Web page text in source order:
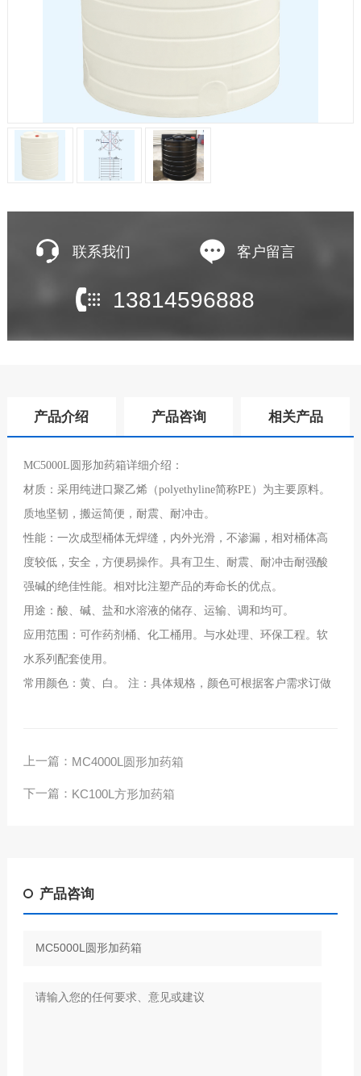
联系我们 客户留言
13814596888
产品介绍 产品咨询 相关产品
MC5000L圆形加药箱详细介绍：
材质：采用纯进口聚乙烯（polyethyline简称PE）为主要原料。
质地坚韧，搬运简便，耐震、耐冲击。
性能：一次成型桶体无焊缝，内外光滑，不渗漏，相对桶体高
度较低，安全，方便易操作。具有卫生、耐震、耐冲击耐强酸
强碱的绝佳性能。相对比注塑产品的寿命长的优点。
用途：酸、碱、盐和水溶液的储存、运输、调和均可。
应用范围：可作药剂桶、化工桶用。与水处理、环保工程。软
水系列配套使用。
常用颜色：黄、白。 注：具体规格，颜色可根据客户需求订做
上一篇： MC4000L圆形加药箱
下一篇： KC100L方形加药箱
产品咨询